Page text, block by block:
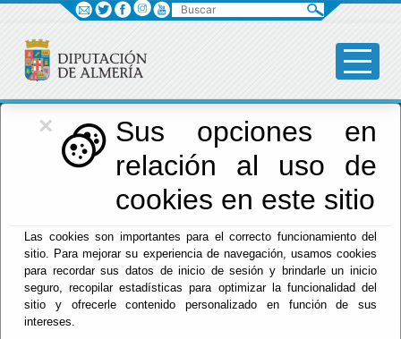
×
Sus opciones en
relación al uso de
cookies en este sitio
Las cookies son importantes para el correcto funcionamiento del
sitio. Para mejorar su experiencia de navegación, usamos cookies
para recordar sus datos de inicio de sesión y brindarle un inicio
seguro, recopilar estadísticas para optimizar la funcionalidad del
sitio y ofrecerle contenido personalizado en función de sus
intereses.
Diputación
Menú Diputación
INFORMACIÓN DE
LOS DIPUTADOS
Buscar